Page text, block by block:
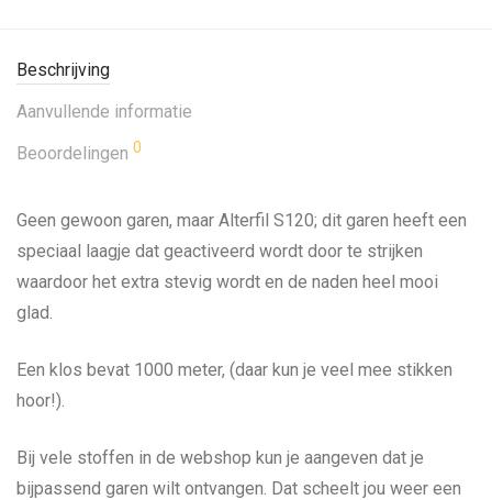
Beschrijving
Aanvullende informatie
Beoordelingen 0
Geen gewoon garen, maar Alterfil S120; dit garen heeft een
speciaal laagje dat geactiveerd wordt door te strijken
waardoor het extra stevig wordt en de naden heel mooi
glad.
Een klos bevat 1000 meter, (daar kun je veel mee stikken
hoor!).
Bij vele stoffen in de webshop kun je aangeven dat je
bijpassend garen wilt ontvangen. Dat scheelt jou weer een